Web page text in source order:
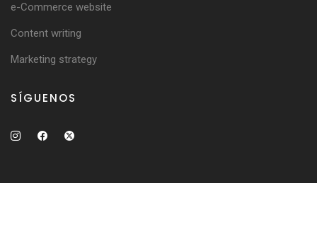
e-Commerce website
Content writing
Marketing strategy
SÍGUENOS